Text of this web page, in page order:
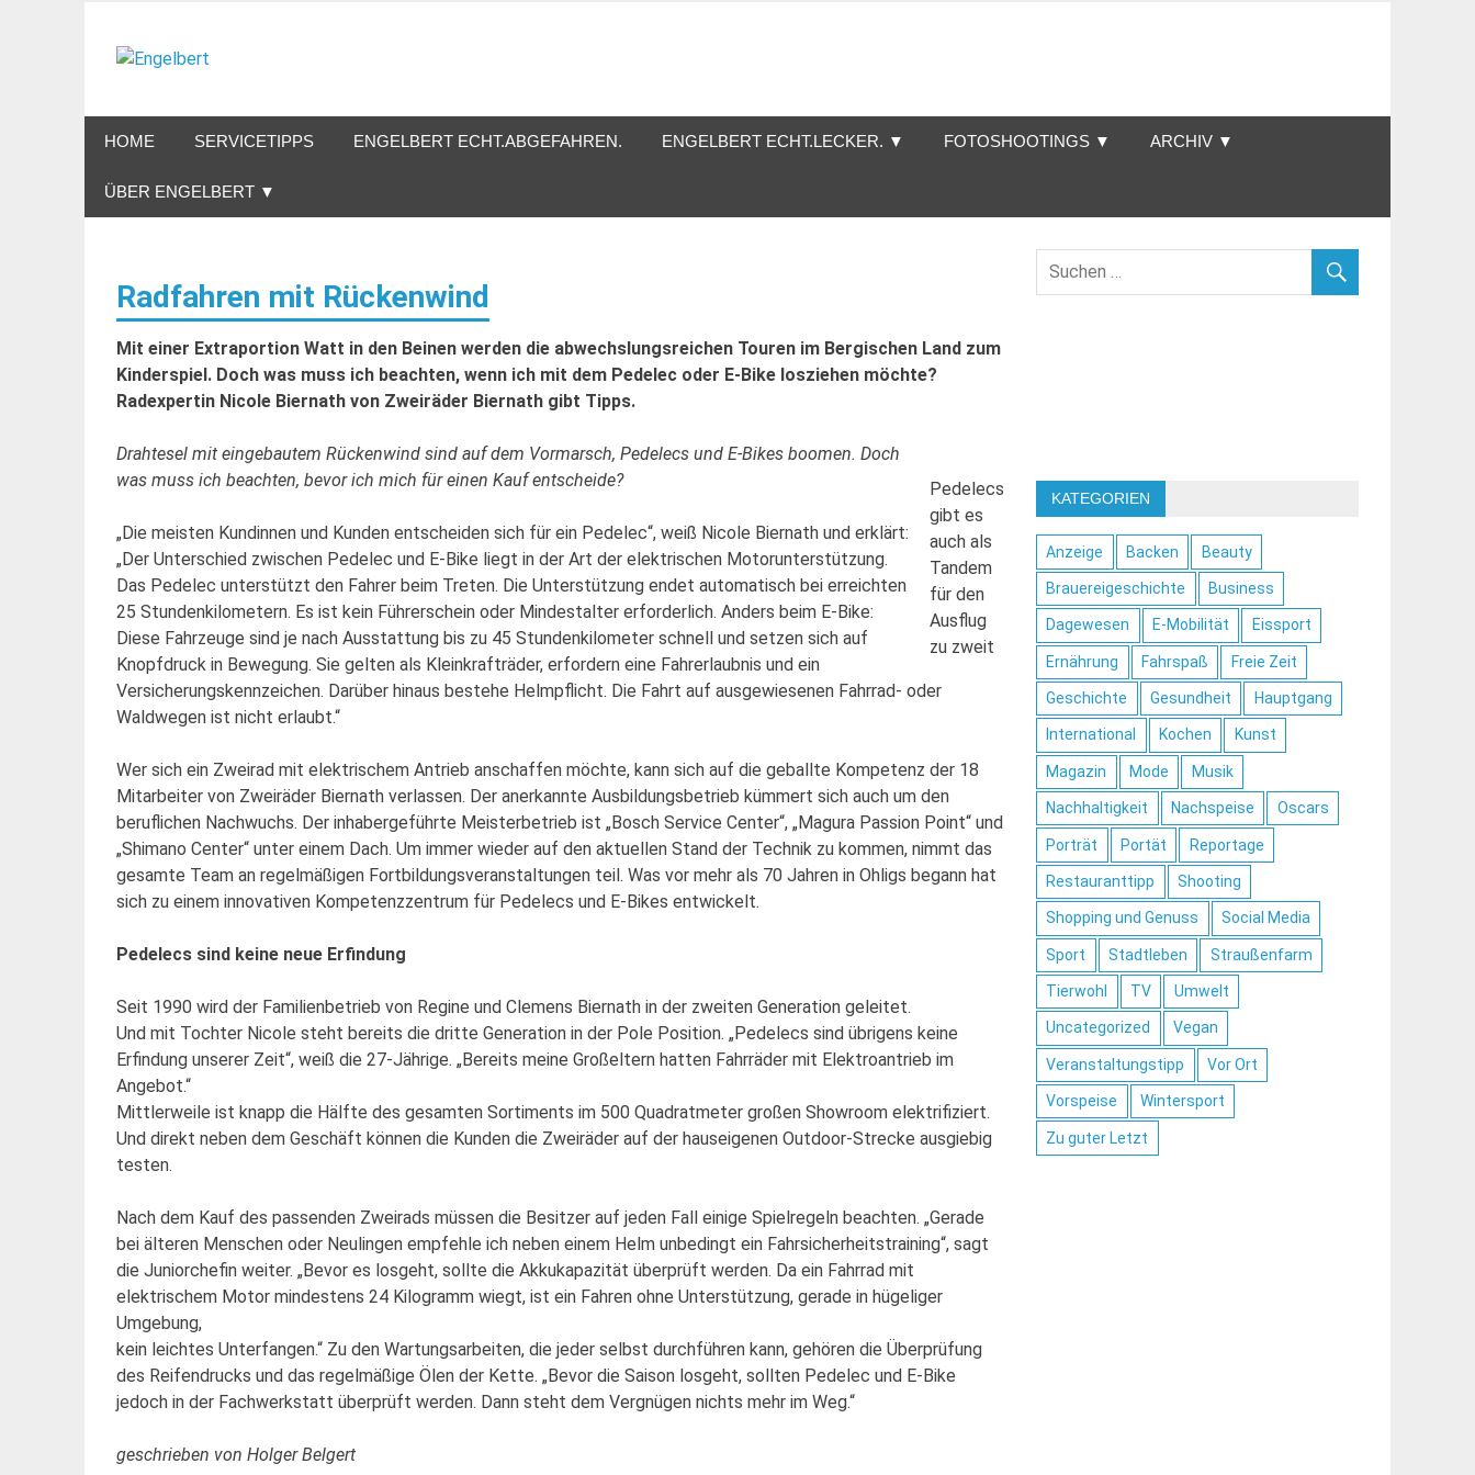
springen
HOME SERVICETIPPS ENGELBERT ECHT.ABGEFAHREN. ENGELBERT ECHT.LECKER. ▼ FOTOSHOOTINGS ▼ ARCHIV ▼
ÜBER ENGELBERT ▼
Radfahren mit Rückenwind
Mit einer Extraportion Watt in den Beinen werden die abwechslungsreichen Touren im Bergischen Land zum
Kinderspiel. Doch was muss ich beachten, wenn ich mit dem Pedelec oder E-Bike losziehen möchte?
Radexpertin Nicole Biernath von Zweiräder Biernath gibt Tipps.
Pedelecs
gibt es
auch als
Tandem
für den
Ausflug
zu zweit
Drahtesel mit eingebautem Rückenwind sind auf dem Vormarsch, Pedelecs und E-Bikes boomen. Doch
was muss ich beachten, bevor ich mich für einen Kauf entscheide?
„Die meisten Kundinnen und Kunden entscheiden sich für ein Pedelec“, weiß Nicole Biernath und erklärt:
„Der Unterschied zwischen Pedelec und E-Bike liegt in der Art der elektrischen Motorunterstützung.
Das Pedelec unterstützt den Fahrer beim Treten. Die Unterstützung endet automatisch bei erreichten
25 Stundenkilometern. Es ist kein Führerschein oder Mindestalter erforderlich. Anders beim E-Bike:
Diese Fahrzeuge sind je nach Ausstattung bis zu 45 Stundenkilometer schnell und setzen sich auf
Knopfdruck in Bewegung. Sie gelten als Kleinkrafträder, erfordern eine Fahrerlaubnis und ein
Versicherungskennzeichen. Darüber hinaus bestehe Helmpflicht. Die Fahrt auf ausgewiesenen Fahrrad- oder
Waldwegen ist nicht erlaubt.“
Wer sich ein Zweirad mit elektrischem Antrieb anschaffen möchte, kann sich auf die geballte Kompetenz der 18
Mitarbeiter von Zweiräder Biernath verlassen. Der anerkannte Ausbildungsbetrieb kümmert sich auch um den
beruflichen Nachwuchs. Der inhabergeführte Meisterbetrieb ist „Bosch Service Center“, „Magura Passion Point“ und
„Shimano Center“ unter einem Dach. Um immer wieder auf den aktuellen Stand der Technik zu kommen, nimmt das
gesamte Team an regelmäßigen Fortbildungsveranstaltungen teil. Was vor mehr als 70 Jahren in Ohligs begann hat
sich zu einem innovativen Kompetenzzentrum für Pedelecs und E-Bikes entwickelt.
Pedelecs sind keine neue Erfindung
Seit 1990 wird der Familienbetrieb von Regine und Clemens Biernath in der zweiten Generation geleitet.
Und mit Tochter Nicole steht bereits die dritte Generation in der Pole Position. „Pedelecs sind übrigens keine
Erfindung unserer Zeit“, weiß die 27-Jährige. „Bereits meine Großeltern hatten Fahrräder mit Elektroantrieb im
Angebot.“
Mittlerweile ist knapp die Hälfte des gesamten Sortiments im 500 Quadratmeter großen Showroom elektrifiziert.
Und direkt neben dem Geschäft können die Kunden die Zweiräder auf der hauseigenen Outdoor-Strecke ausgiebig
testen.
Nach dem Kauf des passenden Zweirads müssen die Besitzer auf jeden Fall einige Spielregeln beachten. „Gerade
bei älteren Menschen oder Neulingen empfehle ich neben einem Helm unbedingt ein Fahrsicherheitstraining“, sagt
die Juniorchefin weiter. „Bevor es losgeht, sollte die Akkukapazität überprüft werden. Da ein Fahrrad mit
elektrischem Motor mindestens 24 Kilogramm wiegt, ist ein Fahren ohne Unterstützung, gerade in hügeliger
Umgebung,
kein leichtes Unterfangen.“ Zu den Wartungsarbeiten, die jeder selbst durchführen kann, gehören die Überprüfung
des Reifendrucks und das regelmäßige Ölen der Kette. „Bevor die Saison losgeht, sollten Pedelec und E-Bike
jedoch in der Fachwerkstatt überprüft werden. Dann steht dem Vergnügen nichts mehr im Weg.“
geschrieben von Holger Belgert
KATEGORIEN
Anzeige Backen Beauty
Brauereigeschichte Business
Dagewesen E-Mobilität Eissport
Ernährung Fahrspaß Freie Zeit
Geschichte Gesundheit Hauptgang
International Kochen Kunst
Magazin Mode Musik
Nachhaltigkeit Nachspeise Oscars
Porträt Portät Reportage
Restauranttipp Shooting
Shopping und Genuss Social Media
Sport Stadtleben Straußenfarm
Tierwohl TV Umwelt
Uncategorized Vegan
Veranstaltungstipp Vor Ort
Vorspeise Wintersport
Zu guter Letzt